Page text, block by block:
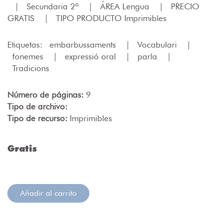
|
Secundaria 2º | ÁREA Lengua |
PRECIO
GRATIS
| TIPO PRODUCTO Imprimibles
Etiquetas: embarbussaments | Vocabulari
|
fonemes
| expressió oral | parla
|
Tradicions
Número de páginas: 9
Tipo de archivo:
Tipo de recurso: Imprimibles
Gratis
Añadir al carrito